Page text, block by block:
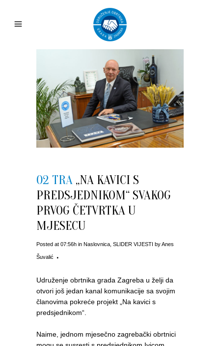
02 TRA „NA KAVICI S
PREDSJEDNIKOM“ SVAKOG
PRVOG ČETVRTKA U
MJESECU
Posted at 07:56h in Naslovnica SLIDER VIJESTI byAnes
Šuvalić
Udruženje obrtnika grada Zagreba u želji da
otvori još jedan kanal komunikacije sa svojim
članovima pokreće projekt „Na kavici s
predsjednikom“.
Naime, jednom mjesečno zagrebački obrtnici